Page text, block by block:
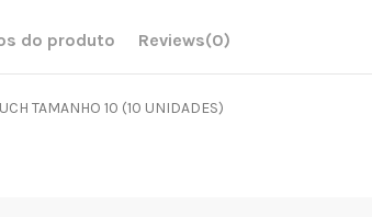
do produto Reviews(0)
TAMANHO 10 (10 UNIDADES)